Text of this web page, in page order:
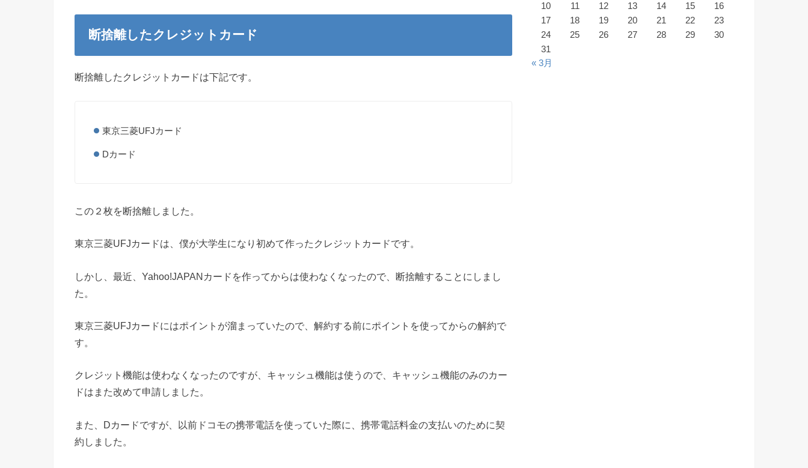
断捨離したクレジットカード
断捨離したクレジットカードは下記です。
東京三菱UFJカード
Dカード
この２枚を断捨離しました。
東京三菱UFJカードは、僕が大学生になり初めて作ったクレジットカードです。
しかし、最近、Yahoo!JAPANカードを作ってからは使わなくなったので、断捨離することにしまし
た。
東京三菱UFJカードにはポイントが溜まっていたので、解約する前にポイントを使ってからの解約で
す。
クレジット機能は使わなくなったのですが、キャッシュ機能は使うので、キャッシュ機能のみのカー
ドはまた改めて申請しました。
また、Dカードですが、以前ドコモの携帯電話を使っていた際に、携帯電話料金の支払いのために契
約しました。
10
11 12 13 14 15
16
17
18 19 20 21 22
23
24
25 26 27 28 29
30
31
« 3月